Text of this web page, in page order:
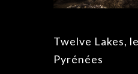
Twelve Lakes,
Pyrénées